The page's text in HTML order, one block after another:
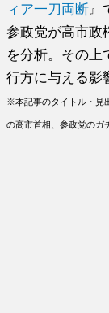
ィア一刀両断 』
参政党が高市政
を分析。その上
行方に与える影
※本記事のタイトル・見
の高市首相、参政党のガ